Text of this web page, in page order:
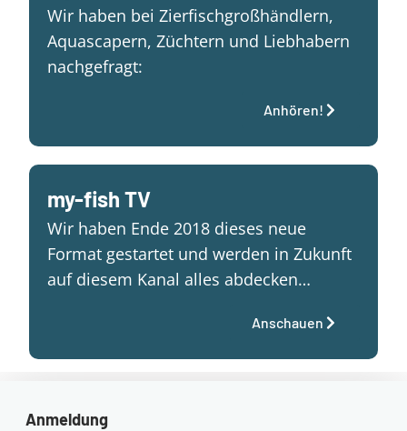
Wir haben bei Zierfischgroßhändlern,
Aquascapern, Züchtern und Liebhabern
nachgefragt:
Anhören!
my-fish TV
Wir haben Ende 2018 dieses neue
Format gestartet und werden in Zukunft
auf diesem Kanal alles abdecken…
Anschauen
Anmeldung